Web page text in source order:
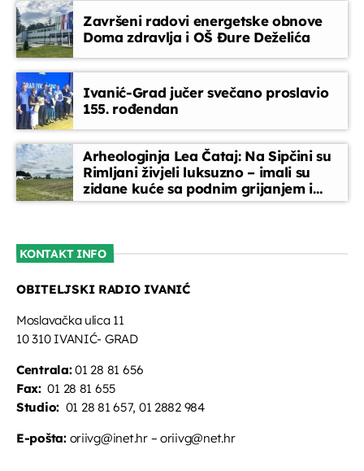
Završeni radovi energetske obnove
Doma zdravlja i OŠ Đure Deželića
Ivanić-Grad jučer svečano proslavio
155. rođendan
Arheologinja Lea Čataj: Na Sipčini su
Rimljani živjeli luksuzno – imali su
zidane kuće sa podnim grijanjem i
oslikanim zidovima
KONTAKT INFO
OBITELJSKI RADIO IVANIĆ
Moslavačka ulica 11
10 310 IVANIĆ- GRAD
Centrala:01 28 81 656
Fax:01 28 81 655
Studio: 01 28 81 657, 01 2882 984
E-pošta:oriivg@inet.hr – oriivg@net.hr